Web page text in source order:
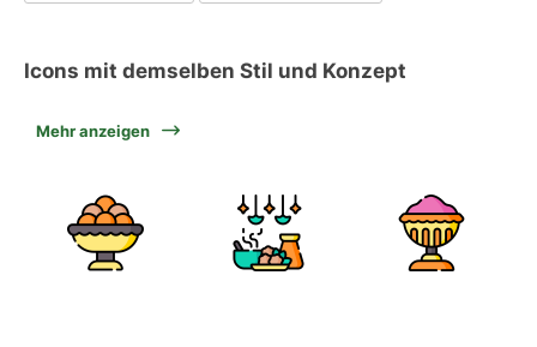
Icons mit demselben Stil und Konzept
Mehr anzeigen